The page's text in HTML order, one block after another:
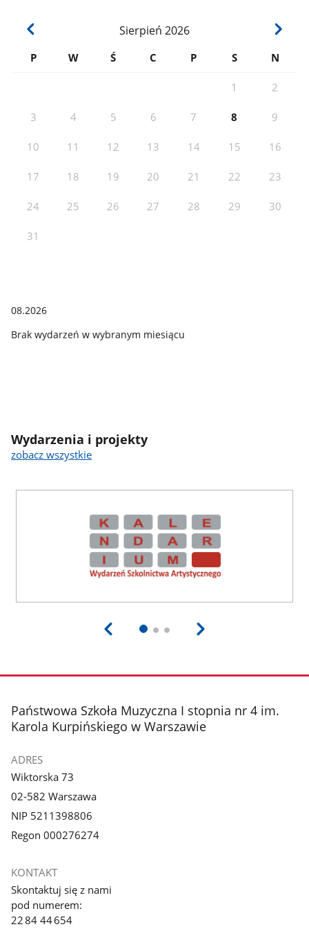
Sierpień 2026
P W Ś C P S N
1 2
3 4 5 6 7 8 9
10 11 12 13 14 15 16
17 18 19 20 21 22 23
24 25 26 27 28 29 30
31
08.2026
Brak wydarzeń w wybranym miesiącu
Wydarzenia i projekty
zobacz wszystkie
stopka
Państwowa Szkoła Muzyczna I stopnia nr 4 im.
Karola Kurpińskiego w Warszawie
ADRES
Wiktorska 73
02-582 Warszawa
NIP 5211398806
Regon 000276274
KONTAKT
Skontaktuj się z nami
pod numerem:
22 84 44 654